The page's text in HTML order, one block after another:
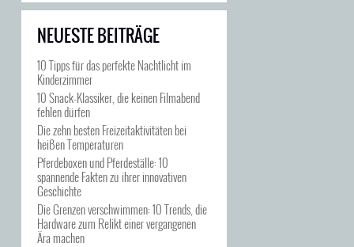
NEUESTE BEITRÄGE
10 Tipps für das perfekte Nachtlicht im
Kinderzimmer
10 Snack-Klassiker, die keinen Filmabend
fehlen dürfen
Die zehn besten Freizeitaktivitäten bei
heißen Temperaturen
Pferdeboxen und Pferdeställe: 10
spannende Fakten zu ihrer innovativen
Geschichte
Die Grenzen verschwimmen: 10 Trends, die
Hardware zum Relikt einer vergangenen
Ära machen